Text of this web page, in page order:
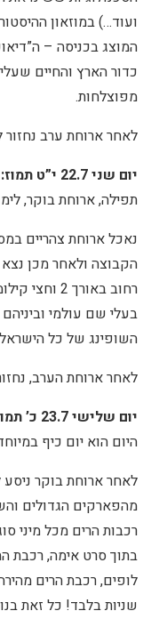
ועוד…) במוזאון
המוצג בכניסה –
כדור הארץ והחיים
מפוצלחות.
לאחר ארוחת ערב נחזור
יום שני 22.7 י”ט תמוז:
תפילה, ארוחת בוקר,
נאכל ארוחת צהריים
רחוב באורך
השופינג של כל
לאחר ארוחת הערב,
יום שלישי 23.7 כ’ תמוז:
היום הוא יום כיף
רכבות הרים מכל מיני
שניות בלבד! כל זאת